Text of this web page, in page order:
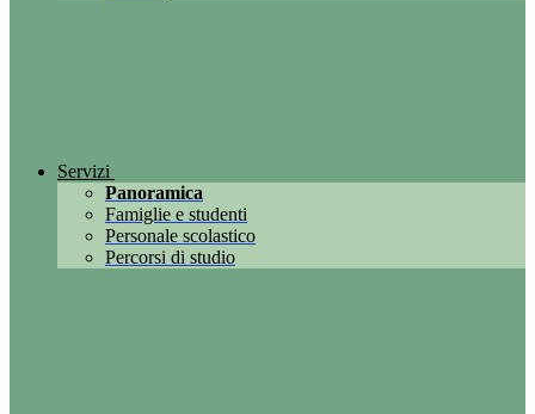
Servizi
Panoramica
Famiglie e studenti
Personale scolastico
Percorsi di studio